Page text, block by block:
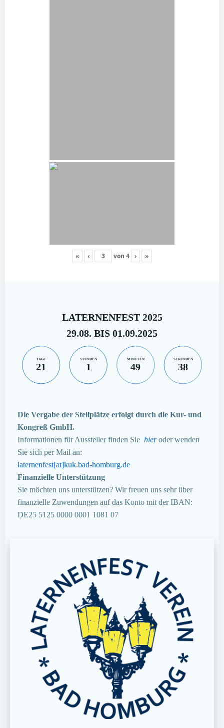
« ‹ von 4 › »
LATERNENFEST 2025
29.08. BIS 01.09.2025
TAGE
21
STUNDEN
1
MINUTEN
49
SEKUNDEN
37
Die Vergabe der Stellplätze erfolgt durch die Kur- und
Kongreß GmbH.
Informationen für Aussteller finden Sie hieroder wenden
Sie sich per Mail an:
laternenfest[at]kuk.bad-homburg.de
Finanzielle Unterstützung
Sie möchten uns unterstützen? Wir freuen uns sehr über
finanzielle Zuwendungen auf das Konto mit der IBAN:
DE25 5125 0000 0001 1081 07